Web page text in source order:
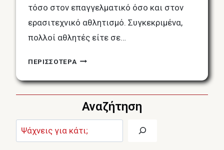
τόσο στον επαγγελματικό όσο και στον
ερασιτεχνικό αθλητισμό. Συγκεκριμένα,
πολλοί αθλητές είτε σε…
ΠΕΡΙΣΣΟΤΕΡΑ ΒΕΛΟΝΙΣΜΌΣ
ΑΘΛΗΤΙΣΜΌ:
ΔΙΑΧΕΊΡΙΣΗ
ΤΟΥ
ΑΘΛΗΤΙΚΟΎ
ΣΤΡΕΣ,
ΠΡΟΕΤΟΙΜΑΣΊΑ
Αναζήτηση
Αναζήτηση: